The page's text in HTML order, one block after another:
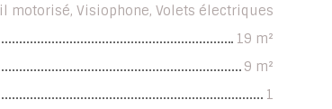
motorisé, Visiophone, Volets électriques
19 m²
9 m²
1